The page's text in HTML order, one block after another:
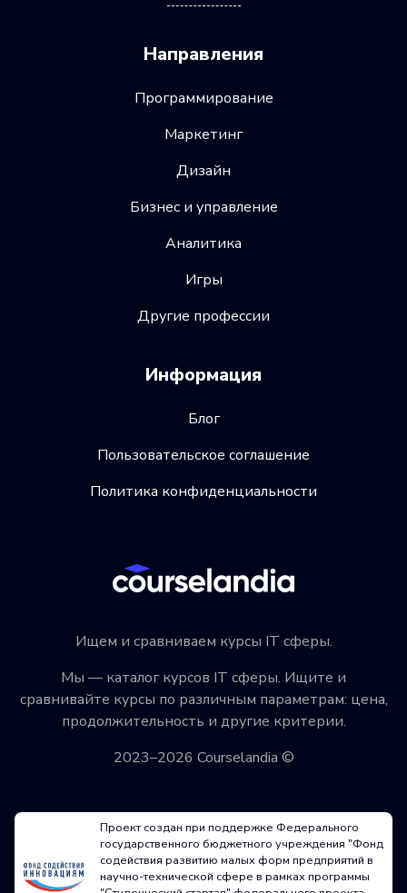
Ищем и сравниваем курсы IT сферы.
Мы — каталог курсов IT сферы. Ищите и
сравнивайте курсы по различным параметрам: цена,
продолжительность и другие критерии.
2023–2026 Courselandia ©
Направления
Программирование
Маркетинг
Дизайн
Бизнес и управление
Аналитика
Игры
Другие профессии
Информация
Блог
Пользовательское соглашение
Политика конфиденциальности
Проект создан при поддержке Федерального
государственного бюджетного учреждения "Фонд
содействия развитию малых форм предприятий в
научно-технической сфере в рамках программы